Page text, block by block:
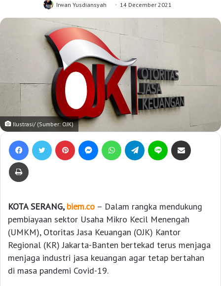
Irwan Yusdiansyah 14 December 2021
Ilustrasi/ (Sumber: OJK)
KOTA SERANG,biem.co – Dalam rangka mendukung
pembiayaan sektor Usaha Mikro Kecil Menengah
(UMKM), Otoritas Jasa Keuangan (OJK) Kantor
Regional (KR) Jakarta-Banten bertekad terus menjaga
menjaga industri jasa keuangan agar tetap bertahan
di masa pandemi Covid-19.